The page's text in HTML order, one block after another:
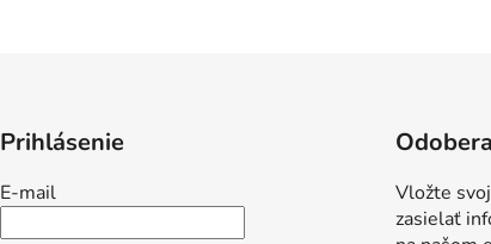
Prihlásenie
E-mail
Vložte
zasielať